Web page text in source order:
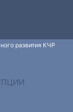
развития КЧР